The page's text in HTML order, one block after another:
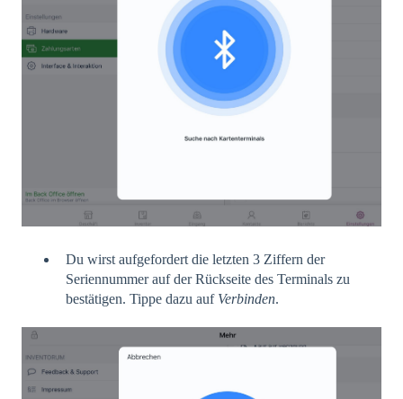
Du wirst aufgefordert die letzten 3 Ziffern der
Seriennummer auf der Rückseite des Terminals zu
bestätigen. Tippe dazu auf Verbinden.